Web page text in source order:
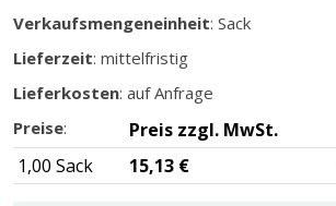
Verkaufsmengeneinheit: Sack
Lieferzeit: mittelfristig
Lieferkosten: auf Anfrage
Preise: Preis zzgl. MwSt.
1,00 Sack
15,13 €
Wird für die unverwechselbare
Anwenders gesetzt. Es bietet dem
und im Sortiment
Cookie Laufzeit:
Dieser Cookie wird beim Schließen